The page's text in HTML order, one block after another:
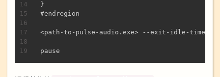
}
#endregion
<path-to-pulse-audio.exe> --exit-idle-time=-1
pause